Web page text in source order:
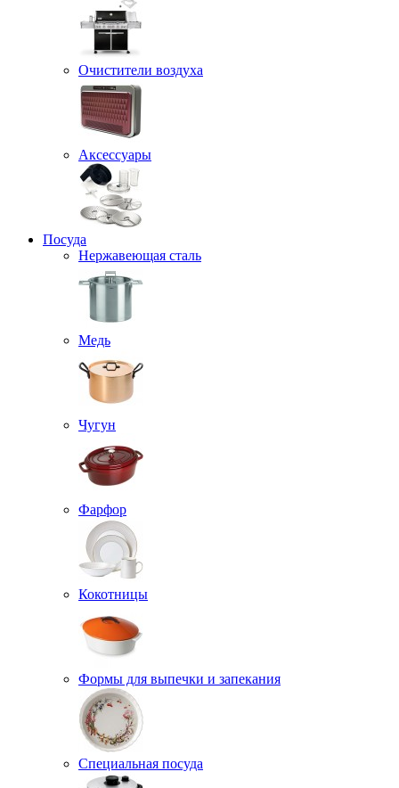
Очистители воздуха
Аксессуары
Посуда
Нержавеющая сталь
Медь
Чугун
Фарфор
Кокотницы
Формы для выпечки и запекания
Специальная посуда